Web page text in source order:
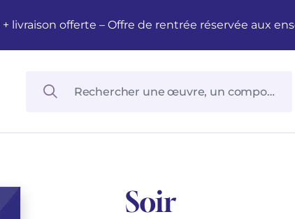
livraison offerte – Offre de rentrée réservée aux
Soir